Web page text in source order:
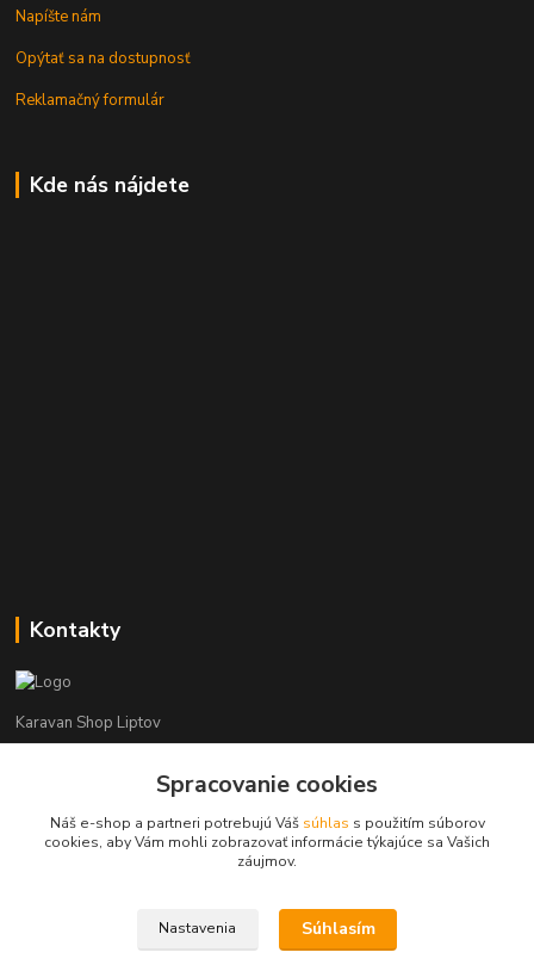
Napíšte nám
Opýtať sa na dostupnosť
Reklamačný formulár
Kde nás nájdete
Kontakty
Karavan Shop Liptov
+421 903 626 885
info@karavanshopliptov.sk
Spracovanie cookies
Náš e-shop a partneri potrebujú Váš súhlas s použitím súborov
cookies, aby Vám mohli zobrazovať informácie týkajúce sa Vašich
záujmov.
Nastavenia Súhlasím